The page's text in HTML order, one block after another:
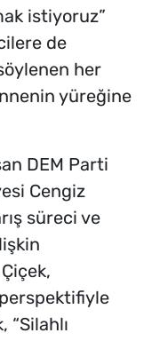
istiyoruz”
de
her
yüreğine
DEM Parti
Cengiz
süreci ve
“Silahlı